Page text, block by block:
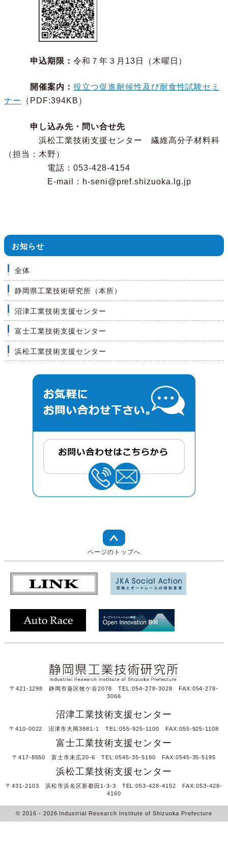
申込期限： 令和７年３月13日（木曜日）
開催案内： 役立つ促進耐候性及び耐食性試験セミ
ナー
（PDF:394KB）
申し込み先・問い合せ先
浜松工業技術支援センター 繊維高分子材料科
（担当：木野）
電話：053-428-4154
E-mail：h-seni@pref.shizuoka.lg.jp
お知らせ
全体
静岡県工業技術研究所（本所）
沼津工業技術支援センター
富士工業技術支援センター
浜松工業技術支援センター
ページのトップへ
〒421-1298 静岡市葵区牧ケ谷2078 TEL:054-278-3028 FAX:054-278-
3066
沼津工業技術支援センター
〒410-0022 沼津市大岡3981-1 TEL:055-925-1100 FAX:055-925-1108
富士工業技術支援センター
〒417-8550 富士市末広20-6 TEL:0545-35-5190 FAX:0545-35-5195
浜松工業技術支援センター
〒431-2103 浜松市浜名区新都田1-3-3 TEL:053-428-4152 FAX:053-428-
4160
© 2016 - 2026 Industrial Research Institute of Shizuoka Prefecture